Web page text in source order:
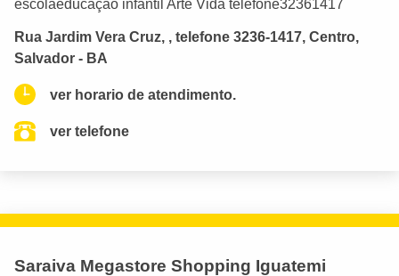
escolaeducação infantil Arte Vida telefone32361417
Rua Jardim Vera Cruz, , telefone 3236-1417, Centro,
Salvador - BA
ver horario de atendimento.
ver telefone
Saraiva Megastore Shopping Iguatemi